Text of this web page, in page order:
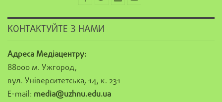
КОНТАКТУЙТЕ З НАМИ
Адреса Медіацентру:
88000 м. Ужгород,
вул. Університетська, 14, к. 231
E-mail: media@uzhnu.edu.ua